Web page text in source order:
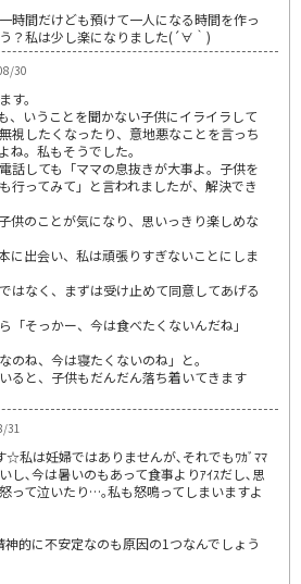
時間だけども預けて一人になる時間を作っ
？私は少し楽になりました(´∀｀)
30
す。
、いうことを聞かない子供にイライラして
視したくなったり、意地悪なことを言っち
ね。私もそうでした。
話しても「ママの息抜きが大事よ。子供を
行ってみて」と言われましたが、解決でき
供のことが気になり、思いっきり楽しめな
に出会い、私は頑張りすぎないことにしま
はなく、まずは受け止めて同意してあげる
「そっかー、今は食べたくないんだね」
のね、今は寝たくないのね」と。
ると、子供もだんだん落ち着いてきます
31
☆私は妊婦ではありませんが､それでもﾜｶﾞﾏﾏ
し､今は暑いのもあって食事よりｱｲｽだし､思
って泣いたり…｡私も怒鳴ってしまいますよ
神的に不安定なのも原因の1つなんでしょう